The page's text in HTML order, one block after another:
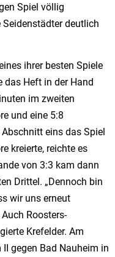
Spiel völlig
deutlich
ihrer besten Spiele
das Heft in der Hand
im zweiten
und eine 5:8
eins das Spiel
kreierte, reichte es
von 3:3 kam dann
Drittel. „Dennoch bin
wir uns erneut
Roosters-
Krefelder. Am
gegen Bad Nauheim in